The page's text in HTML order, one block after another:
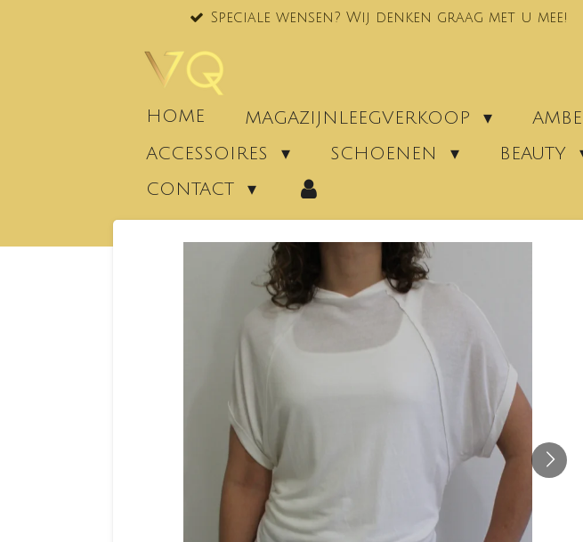
Speciale wensen? Wij denken graag met u mee!
HOME MAGAZIJNLEEGVERKOOP
ACCESSOIRES
SCHOENEN BEAUTY
CONTACT